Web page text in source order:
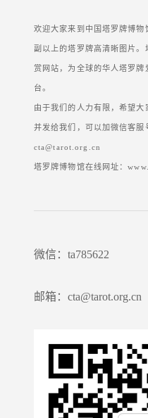
欢迎大家来到中国塔罗牌博
副以上的塔罗牌高清晰图片
赏网站，为全球的华人塔罗
台。
由于我们的人力有限，希望
并发给我们，可以加微信客服
cta@tarot.org.cn
塔罗牌博物馆在线网址：
微信：ta785622
邮箱：cta@tarot.org.cn